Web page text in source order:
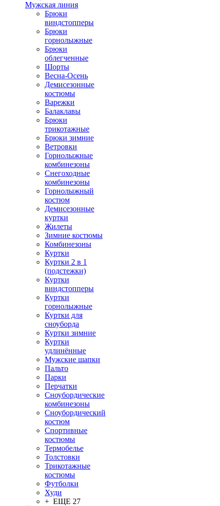
Мужская линия
Брюки
виндстопперы
Брюки
горнолыжные
Брюки
облегченные
Шорты
Весна-Осень
Демисезонные
костюмы
Варежки
Балаклавы
Брюки
трикотажные
Брюки зимние
Ветровки
Горнолыжные
комбинезоны
Снегоходные
комбинезоны
Горнолыжный
костюм
Демисезонные
куртки
Жилеты
Зимние костюмы
Комбинезоны
Куртки
Куртки 2 в 1
(подстежки)
Куртки
виндстопперы
Куртки
горнолыжные
Куртки для
сноуборда
Куртки зимние
Куртки
удлинённые
Мужские шапки
Пальто
Парки
Перчатки
Сноубордические
комбинезоны
Сноубордический
костюм
Спортивные
костюмы
Термобелье
Толстовки
Трикотажные
костюмы
Футболки
Худи
+ ЕЩЕ 27